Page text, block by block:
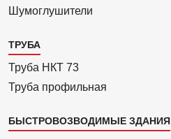
Шумоглушители
ТРУБА
Труба НКТ 73
Труба профильная
БЫСТРОВОЗВОДИМЫЕ ЗДАНИЯ